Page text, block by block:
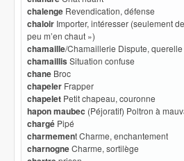
chalenge Revendication, défense
chaloir Importer, intéresser (seulement
peu m’en chaut »)
chamaille/Chamaillerie Dispute, querelle
chamaillis Situation confuse
chane Broc
chapeler Frapper
chapelet Petit chapeau, couronne
hapon maubec (Péjoratif) Poltron à
chargé Pipé
charmement Charme, enchantement
charnogneCharme, sortilège